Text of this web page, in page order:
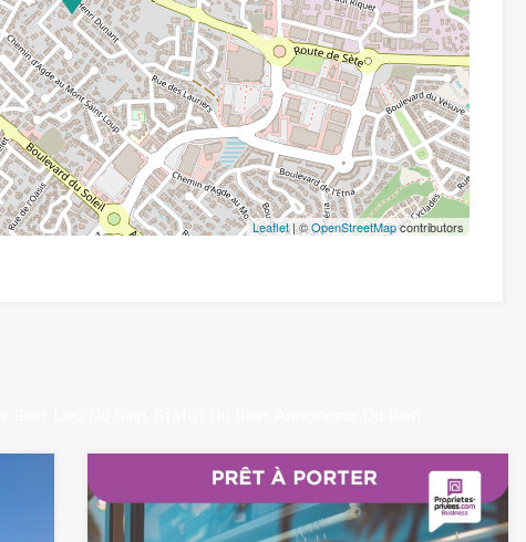
Leaflet| ©OpenStreetMapcontributors